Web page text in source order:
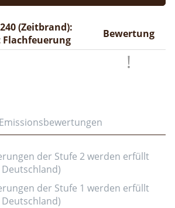
(Zeitbrand):
Bewertung
der Stufe 2 werden erfüllt
der Stufe 1 werden erfüllt